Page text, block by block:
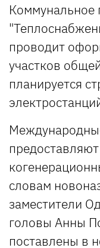
Коммунальное
проводит
участков
планируется
словам
заместители
головы Анны
поставлены в